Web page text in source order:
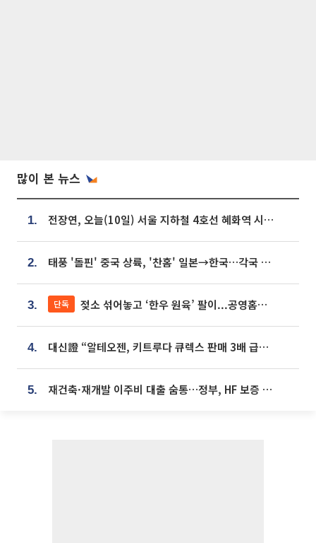
많이 본 뉴스
1. 전장연, 오늘(10일) 서울 지하철 4호선 혜화역 시위…1호선 용산역 무정차
2. 태풍 '돌핀' 중국 상륙, '찬홈' 일본→한국…각국 기상청 예상 경로는?
3. 단독 젖소 섞어놓고 ‘한우 원육’ 팔이...공영홈쇼핑 표기·검증 구멍
4. 대신證 “알테오젠, 키트루다 큐렉스 판매 3배 급증…목표가 41만원 상향”
5. 재건축·재개발 이주비 대출 숨통…정부, HF 보증 신설 추진